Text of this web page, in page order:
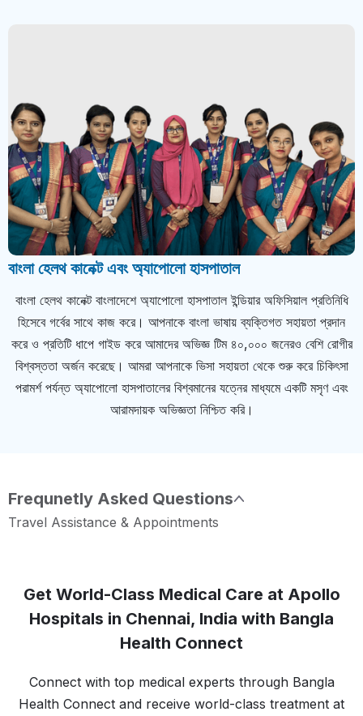
বাংলা হেলথ কানেক্ট এবং অ্যাপোলো হাসপাতাল
বাংলা হেলথ কানেক্ট বাংলাদেশে অ্যাপোলো হাসপাতাল ইন্ডিয়ার অফিসিয়াল প্রতিনিধি
হিসেবে গর্বের সাথে কাজ করে। আপনাকে বাংলা ভাষায় ব্যক্তিগত সহায়তা প্রদান
করে ও প্রতিটি ধাপে গাইড করে আমাদের অভিজ্ঞ টিম ৪০,০০০ জনেরও বেশি রোগীর
বিশ্বস্ততা অর্জন করেছে। আমরা আপনাকে ভিসা সহায়তা থেকে শুরু করে চিকিৎসা
পরামর্শ পর্যন্ত অ্যাপোলো হাসপাতালের বিশ্বমানের যত্নের মাধ্যমে একটি মসৃণ এবং
আরামদায়ক অভিজ্ঞতা নিশ্চিত করি।
Frequnetly Asked Questions
Travel Assistance & Appointments
Get World-Class Medical Care at Apollo
Hospitals in Chennai, India with Bangla
Health Connect
Connect with top medical experts through Bangla
Health Connect and receive world-class treatment at